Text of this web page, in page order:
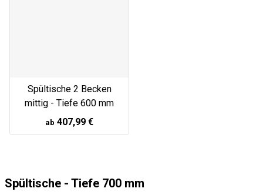
Spültische 2 Becken
mittig - Tiefe 600 mm
ab 407,99 €
Spültische - Tiefe 700 mm